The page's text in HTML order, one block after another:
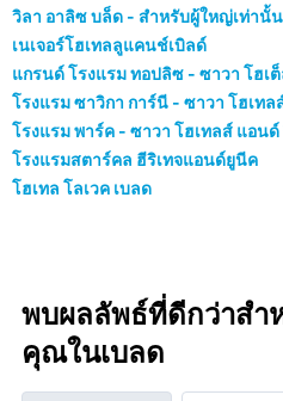
วิลา อาลิซ บล็ด - สำหรับผู้ใหญ่เท่านั้น
เนเจอร์โฮเทลลูแคนช์เบิลด์
แกรนด์ โรงแรม ทอปลิซ - ซาวา โฮเ
โรงแรม ซาวิกา การ์นี - ซาวา โฮเท
โรงแรม พาร์ค - ซาวา โฮเทลส์ แอน
โรงแรมสตาร์คล ฮีริเทจแอนด์ยูนีค
โฮเทล โลเวค เบลด
พบผลลัพธ์ที่ดีกว่าสำ
คุณในเบลด